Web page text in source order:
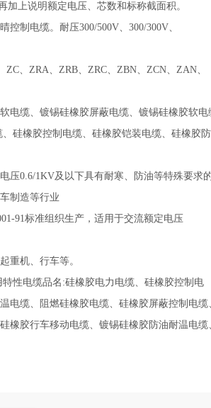
上说明额定电压、芯数和标称截面积。
制电缆。耐压300/500V、300/300V、
、ZRA、ZRB、ZRC、ZBN、ZCN、ZAN、
缆、镀锡硅橡胶屏蔽电缆、镀锡硅橡胶软电
橡胶控制电缆、硅橡胶铠装电缆、硅橡胶
0.6/1KV及以下具有耐寒、防油等特殊要求
制造等行业
91标准组织生产，适用于交流额定电压
机、行车等。
性电缆品名:硅橡胶电力电缆、硅橡胶控制电
电缆、阻燃硅橡胶电缆、硅橡胶屏蔽控制电缆
橡胶行车移动电缆、镀锡硅橡胶防油耐温电缆